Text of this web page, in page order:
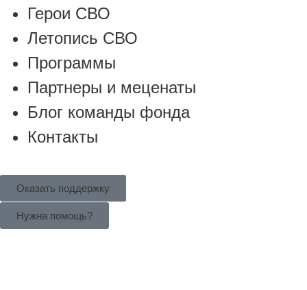
Герои СВО
Летопись СВО
Программы
Партнеры и меценаты
Блог команды фонда
Контакты
Оказать поддержку
Нужна помощь?